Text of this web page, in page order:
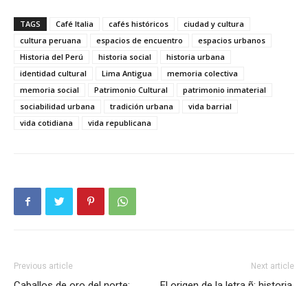
TAGS Café Italia cafés históricos
ciudad y cultura
cultura peruana
espacios de encuentro
espacios urbanos
Historia del Perú
historia social
historia urbana
identidad cultural
Lima Antigua
memoria colectiva
memoria social
Patrimonio Cultural
patrimonio inmaterial
sociabilidad urbana
tradición urbana
vida barrial
vida cotidiana
vida republicana
Previous article Next article